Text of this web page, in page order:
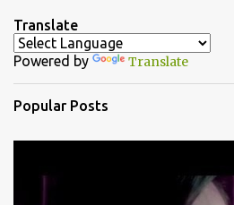
t
s
Translate
Powered by Translate
Popular Posts